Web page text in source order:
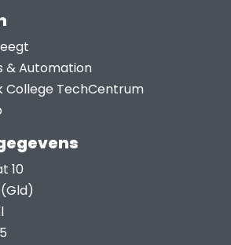
& Automation
College TechCentrum
10
(Gld)